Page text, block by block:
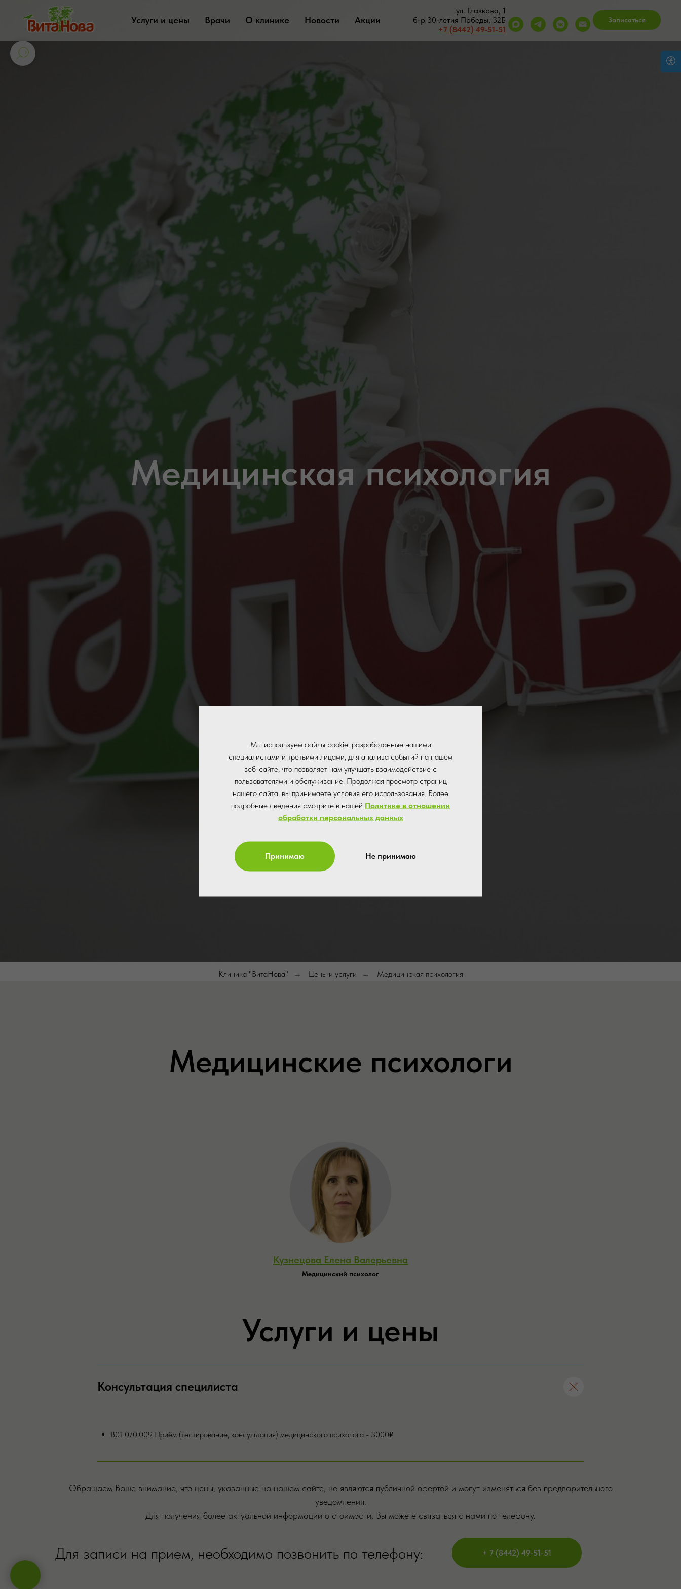
Услуги и цены Врачи О клинике Новости Акции
ул. Глазкова, 1
б-р 30-летия Победы, 32Б
+7 (8442) 49-51-51
Записаться
Мы используем файлы cookie, разработанные нашими
специалистами и третьими лицами, для анализа событий на нашем
веб-сайте, что позволяет нам улучшать взаимодействие с
пользователями и обслуживание. Продолжая просмотр страниц
нашего сайта, вы принимаете условия его использования. Более
подробные сведения смотрите в нашей Политике в отношении
обработки персональных данных
Принимаю Не принимаю
Медицинская психология
Клиника "ВитаНова" → Цены и услуги → Медицинская психология
Медицинские психологи
Кузнецова Елена Валерьевна
Медицинский психолог
Услуги и цены
Консультация специлиста
В01.070.009 Приём (тестирование, консультация) медицинского психолога - 3000₽
Обращаем Ваше внимание, что цены, указанные на нашем сайте, не являются публичной офертой и могут изменяться без предварительного
уведомления.
Для получения более актуальной информации о стоимости, Вы можете связаться с нами по телефону.
Для записи на прием, необходимо позвонить по телефону: + 7 (8442) 49-51-51